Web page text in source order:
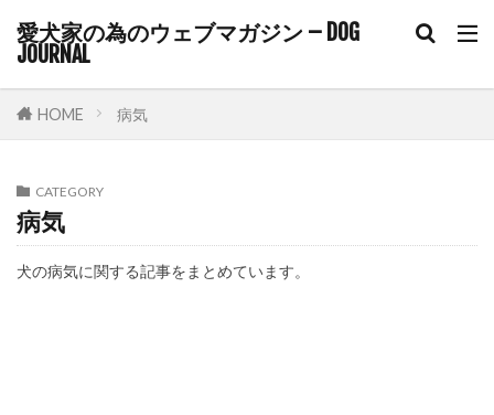
愛犬家の為のウェブマガジン – DOG
JOURNAL
ユーストレス
ライフスタイル
ライフステージ
ラダーオブアグレッション
リップラッキング
リハビリ
リラックス
リーシュリアクティビティ
HOME 病気
CATEGORY
病気
犬の病気に関する記事をまとめています。